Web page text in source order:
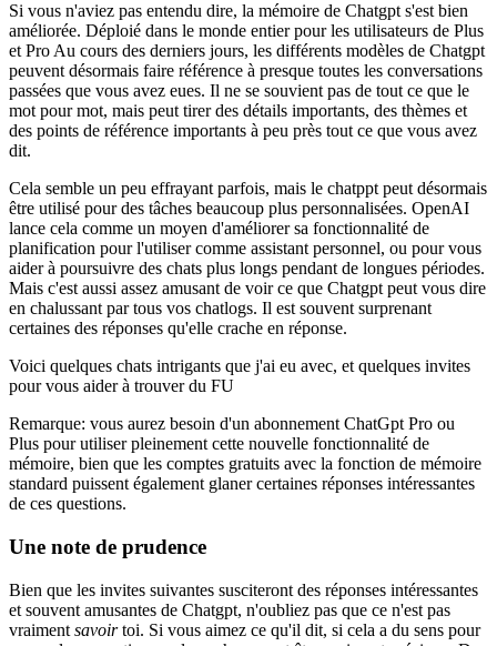
Si vous n'aviez pas entendu dire, la mémoire de Chatgpt s'est bien
améliorée. Déploié dans le monde entier pour les utilisateurs de Plus
et Pro Au cours des derniers jours, les différents modèles de Chatgpt
peuvent désormais faire référence à presque toutes les conversations
passées que vous avez eues. Il ne se souvient pas de tout ce que le
mot pour mot, mais peut tirer des détails importants, des thèmes et
des points de référence importants à peu près tout ce que vous avez
dit.
Cela semble un peu effrayant parfois, mais le chatppt peut désormais
être utilisé pour des tâches beaucoup plus personnalisées. OpenAI
lance cela comme un moyen d'améliorer sa fonctionnalité de
planification pour l'utiliser comme assistant personnel, ou pour vous
aider à poursuivre des chats plus longs pendant de longues périodes.
Mais c'est aussi assez amusant de voir ce que Chatgpt peut vous dire
en chalussant par tous vos chatlogs. Il est souvent surprenant
certaines des réponses qu'elle crache en réponse.
Voici quelques chats intrigants que j'ai eu avec, et quelques invites
pour vous aider à trouver du FU
Remarque: vous aurez besoin d'un abonnement ChatGpt Pro ou
Plus pour utiliser pleinement cette nouvelle fonctionnalité de
mémoire, bien que les comptes gratuits avec la fonction de mémoire
standard puissent également glaner certaines réponses intéressantes
de ces questions.
Une note de prudence
Bien que les invites suivantes susciteront des réponses intéressantes
et souvent amusantes de Chatgpt, n'oubliez pas que ce n'est pas
vraiment savoirtoi. Si vous aimez ce qu'il dit, si cela a du sens pour